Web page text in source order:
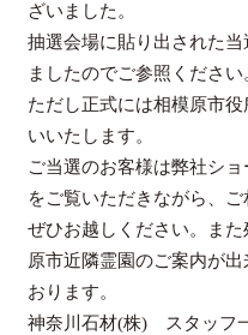
ざいました。
抽選会場に貼り出された
ましたのでご参照ください
ただし正式には相模原市
いいたします。
ご当選のお客様は弊社シ
をご覧いただきながら、
ぜひお越しください。ま
原市近隣霊園のご案内が
おります。
神奈川石材(株) スタッフ